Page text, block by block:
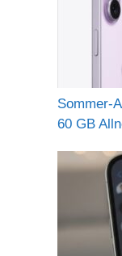
Sommer-
60 GB